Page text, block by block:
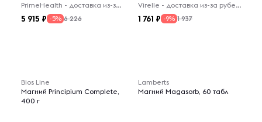
PrimeHealth - доставка из-за рубежа
5 915 -5% 6 226
Virelle - доставка из-за рубежа
1 761 -9% 1 937
Bios Line
Магний Principium Complete,
400 г
Lamberts
Магний Magasorb, 60 табл